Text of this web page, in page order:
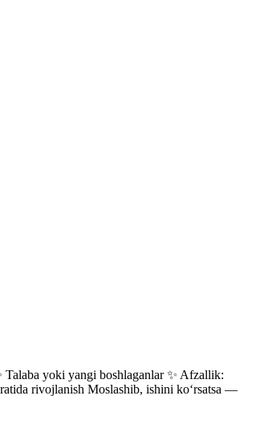
yoki yangi boshlaganlar ✨ Afzallik:
rivojlanish Moslashib, ishini ko‘rsatsa —